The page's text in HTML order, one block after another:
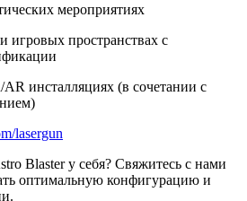
мероприятиях
игровых пространствах с
инсталляциях (в сочетании с
lasergun
Blaster у себя? Свяжитесь с нами
оптимальную конфигурацию и